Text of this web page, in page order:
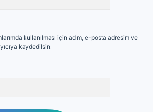
kullanılması için adım, e-posta adresim ve
kaydedilsin.